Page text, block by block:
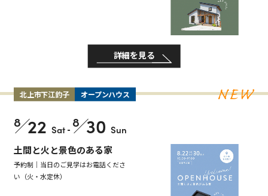
詳細を見る
北上市下江釣子 オープンハウス
8 22 Sat- 8 30 Sun
土間と火と景色のある家
予約制｜当日のご見学はお電話くださ
い（火・水定休）